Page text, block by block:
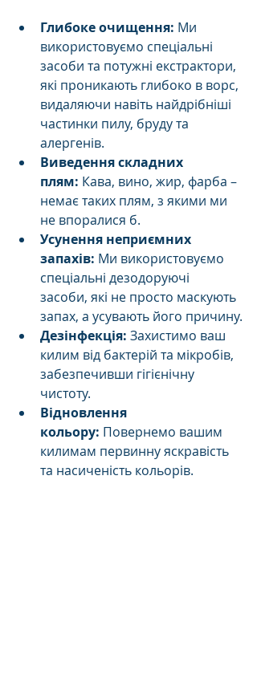
Глибоке очищення: Ми
використовуємо спеціальні
засоби та потужні екстрактори,
які проникають глибоко в ворс,
видаляючи навіть найдрібніші
частинки пилу, бруду та
алергенів.
Виведення складних
плям: Кава, вино, жир, фарба –
немає таких плям, з якими ми
не впоралися б.
Усунення неприємних
запахів: Ми використовуємо
спеціальні дезодоруючі
засоби, які не просто маскують
запах, а усувають його причину.
Дезінфекція: Захистимо ваш
килим від бактерій та мікробів,
забезпечивши гігієнічну
чистоту.
Відновлення
кольору: Повернемо вашим
килимам первинну яскравість
та насиченість кольорів.